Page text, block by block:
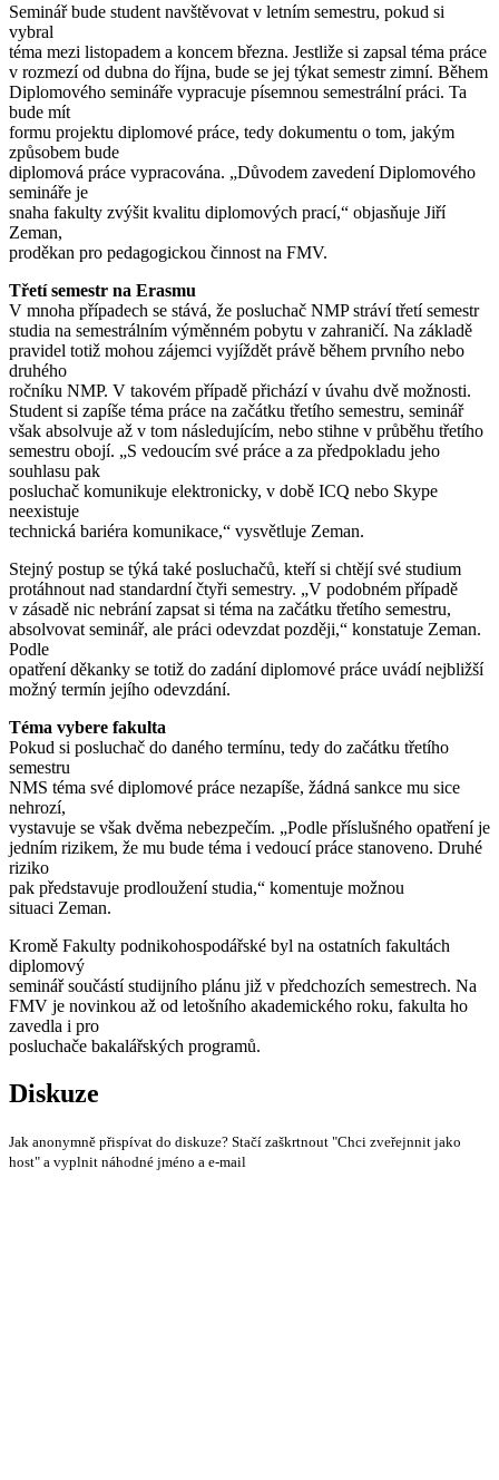
Seminář bude student navštěvovat v letním semestru, pokud si
vybral
téma mezi listopadem a koncem března. Jestliže si zapsal téma práce
v rozmezí od dubna do října, bude se jej týkat semestr zimní. Během
Diplomového semináře vypracuje písemnou semestrální práci. Ta
bude mít
formu projektu diplomové práce, tedy dokumentu o tom, jakým
způsobem bude
diplomová práce vypracována. „Důvodem zavedení Diplomového
semináře je
snaha fakulty zvýšit kvalitu diplomových prací,“ objasňuje Jiří
Zeman,
proděkan pro pedagogickou činnost na FMV.
Třetí semestr na Erasmu
V mnoha případech se stává, že posluchač NMP stráví třetí semestr
studia na semestrálním výměnném pobytu v zahraničí. Na základě
pravidel totiž mohou zájemci vyjíždět právě během prvního nebo
druhého
ročníku NMP. V takovém případě přichází v úvahu dvě možnosti.
Student si zapíše téma práce na začátku třetího semestru, seminář
však absolvuje až v tom následujícím, nebo stihne v průběhu třetího
semestru obojí. „S vedoucím své práce a za předpokladu jeho
souhlasu pak
posluchač komunikuje elektronicky, v době ICQ nebo Skype
neexistuje
technická bariéra komunikace,“ vysvětluje Zeman.
Stejný postup se týká také posluchačů, kteří si chtějí své studium
protáhnout nad standardní čtyři semestry. „V podobném případě
v zásadě nic nebrání zapsat si téma na začátku třetího semestru,
absolvovat seminář, ale práci odevzdat později,“ konstatuje Zeman.
Podle
opatření děkanky se totiž do zadání diplomové práce uvádí nejbližší
možný termín jejího odevzdání.
Téma vybere fakulta
Pokud si posluchač do daného termínu, tedy do začátku třetího
semestru
NMS téma své diplomové práce nezapíše, žádná sankce mu sice
nehrozí,
vystavuje se však dvěma nebezpečím. „Podle příslušného opatření je
jedním rizikem, že mu bude téma i vedoucí práce stanoveno. Druhé
riziko
pak představuje prodloužení studia,“ komentuje možnou
situaci Zeman.
Kromě Fakulty podnikohospodářské byl na ostatních fakultách
diplomový
seminář součástí studijního plánu již v předchozích semestrech. Na
FMV je novinkou až od letošního akademického roku, fakulta ho
zavedla i pro
posluchače bakalářských programů.
Diskuze
Jak anonymně přispívat do diskuze? Stačí zaškrtnout "Chci zveřejnnit jako
host" a vyplnit náhodné jméno a e-mail